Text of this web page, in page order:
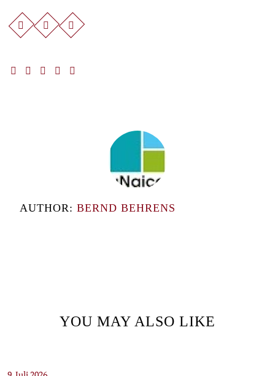
AUTHOR: BERND BEHRENS
YOU MAY ALSO LIKE